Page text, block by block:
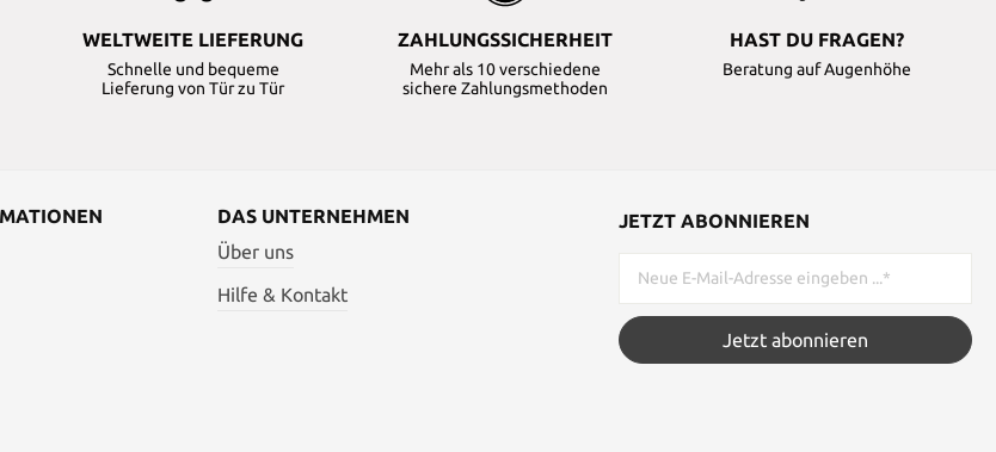
WELTWEITE LIEFERUNG
Schnelle und bequeme
Lieferung von Tür zu Tür
ZAHLUNGSSICHERHEIT
Mehr als 10 verschiedene
sichere Zahlungsmethoden
HAST DU FRAGEN?
Beratung auf Augenhöhe
DAS UNTERNEHMEN
Über uns
Hilfe & Kontakt
JETZT ABONNIEREN
Jetzt abonnieren